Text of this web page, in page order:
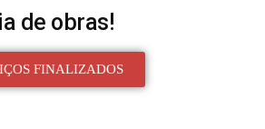
de obras!
FINALIZADOS